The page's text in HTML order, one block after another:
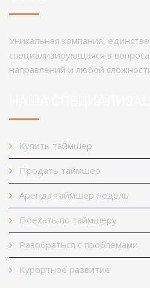
Уникальная компания,
специализирующаяся в
направлений и любой
Купить таймшер
Продать таймшер
Аренда таймшер недель
Поехать по таймшеру
Разобраться с проблемами
Курортное развитие